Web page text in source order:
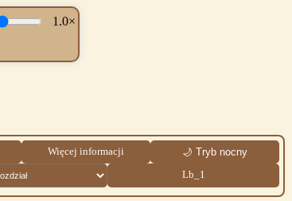
1.0×
Więcej informacji 🌙 Tryb nocny
Lb_1